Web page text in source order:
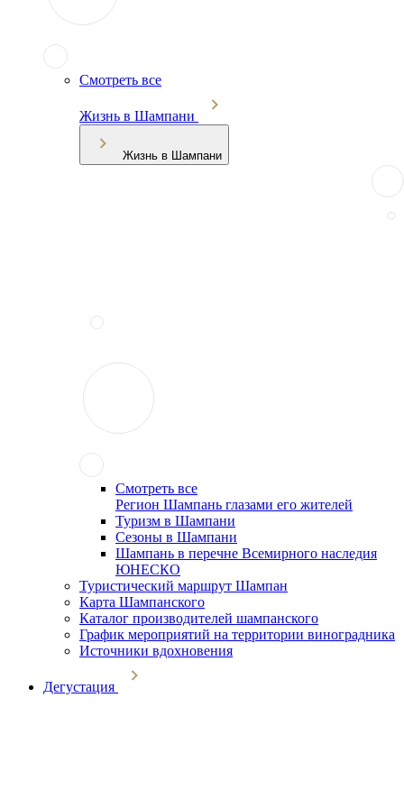
Смотреть все
Жизнь в Шампани
Жизнь в Шампани
Смотреть все
Регион Шампань глазами его жителей
Туризм в Шампани
Сезоны в Шампани
Шампань в перечне Всемирного наследия
ЮНЕСКО
Туристический маршрут Шампан
Карта Шампанского
Каталог производителей шампанского
График мероприятий на территории виноградника
Источники вдохновения
Дегустация